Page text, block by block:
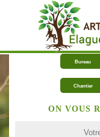
Bureau
Chantier
ON VOUS